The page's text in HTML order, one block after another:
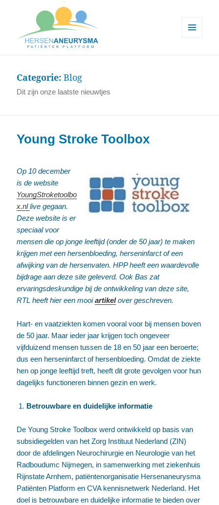
platform
Categorie:Blog
Dit zijn onze laatste nieuwtjes
Young Stroke Toolbox
Op 10 december
is de website
YoungStroketoolbo
x.nllive gegaan.
Deze website is er
speciaal voor
mensen die op jonge leeftijd (onder de 50 jaar) te maken
krijgen met een hersenbloeding, herseninfarct of een
afwijking van de hersenvaten. HPP heeft een waardevolle
bijdrage aan deze site geleverd. Ook Bas zat
ervaringsdeskundige bij de ontwikkeling van deze site,
RTL heeft hier een mooiartikelover geschreven.
Hart- en vaatziekten komen vooral voor bij mensen boven
de 50 jaar. Maar ieder jaar krijgen toch ongeveer
vijfduizend mensen tussen de 18 en 50 jaar een beroerte;
dus een herseninfarct of hersenbloeding. Omdat de ziekte
hen op jonge leeftijd treft, heeft dit grote gevolgen voor hun
dagelijks functioneren binnen gezin en werk.
Betrouwbare en duidelijke informatie
De Young Stroke Toolbox werd ontwikkeld op basis van
subsidiegelden van het Zorg Instituut Nederland (ZIN)
door de afdelingen Neurochirurgie en Neurologie van het
Radboudumc Nijmegen, in samenwerking met ziekenhuis
Rijnstate Arnhem, patiëntenorganisatie Hersenaneurysma
Patiënten Platform en CVA kennisnetwerk Nederland. Het
doel is betrouwbare en duidelijke informatie te bieden over